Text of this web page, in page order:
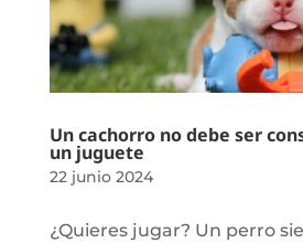
Un cachorro no debe ser
un juguete
22 junio 2024
¿Quieres jugar? Un perro